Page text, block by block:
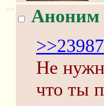
>> Аноним
>>23987
Не
что ты